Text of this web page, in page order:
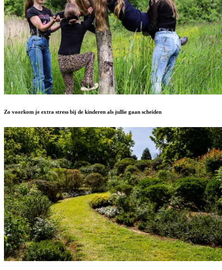
Zo voorkom je extra stress bij de kinderen als jullie gaan scheiden